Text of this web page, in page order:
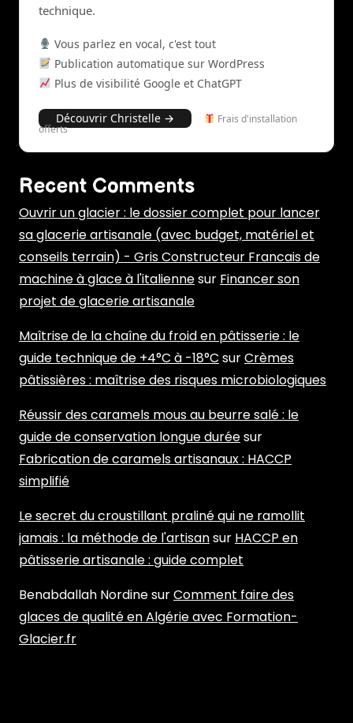
technique.
Vous parlez en vocal, c'est tout
Publication automatique sur WordPress
Plus de visibilité Google et ChatGPT
Découvrir Christelle → Frais d'installation
offerts
Recent Comments
Ouvrir un glacier : le dossier complet pour lancer
sa glacerie artisanale (avec budget, matériel et
conseils terrain) - Gris Constructeur Francais de
machine à glace à l'italiennesur Financer son
projet de glacerie artisanale
Maîtrise de la chaîne du froid en pâtisserie : le
guide technique de +4°C à -18°C surCrèmes
pâtissières : maîtrise des risques microbiologiques
Réussir des caramels mous au beurre salé : le
guide de conservation longue duréesur
Fabrication de caramels artisanaux : HACCP
simplifié
Le secret du croustillant praliné qui ne ramollit
jamais : la méthode de l'artisansur HACCP en
pâtisserie artisanale : guide complet
Benabdallah NordinesurComment faire des
glaces de qualité en Algérie avec Formation-
Glacier.fr